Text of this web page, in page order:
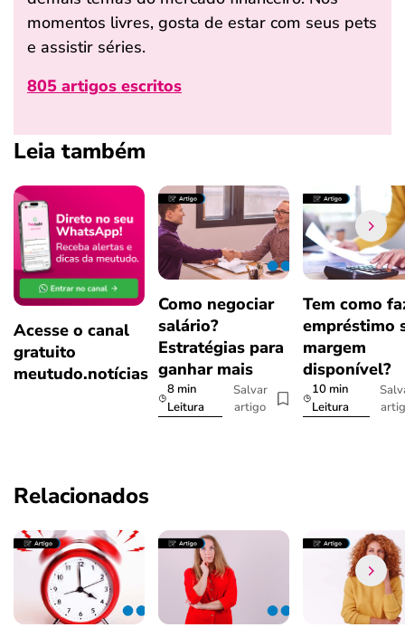
momentos livres, gosta de estar com seus pets
e assistir séries.
805 artigos escritos
Leia também
Acesse o canal
gratuito
meutudo.notícias
Como negociar
salário?
Estratégias para
ganhar mais
8 min
Leitura
Salvar
artigo
Tem como
empréstimo
margem
disponível?
10 min
Leitura
Relacionados